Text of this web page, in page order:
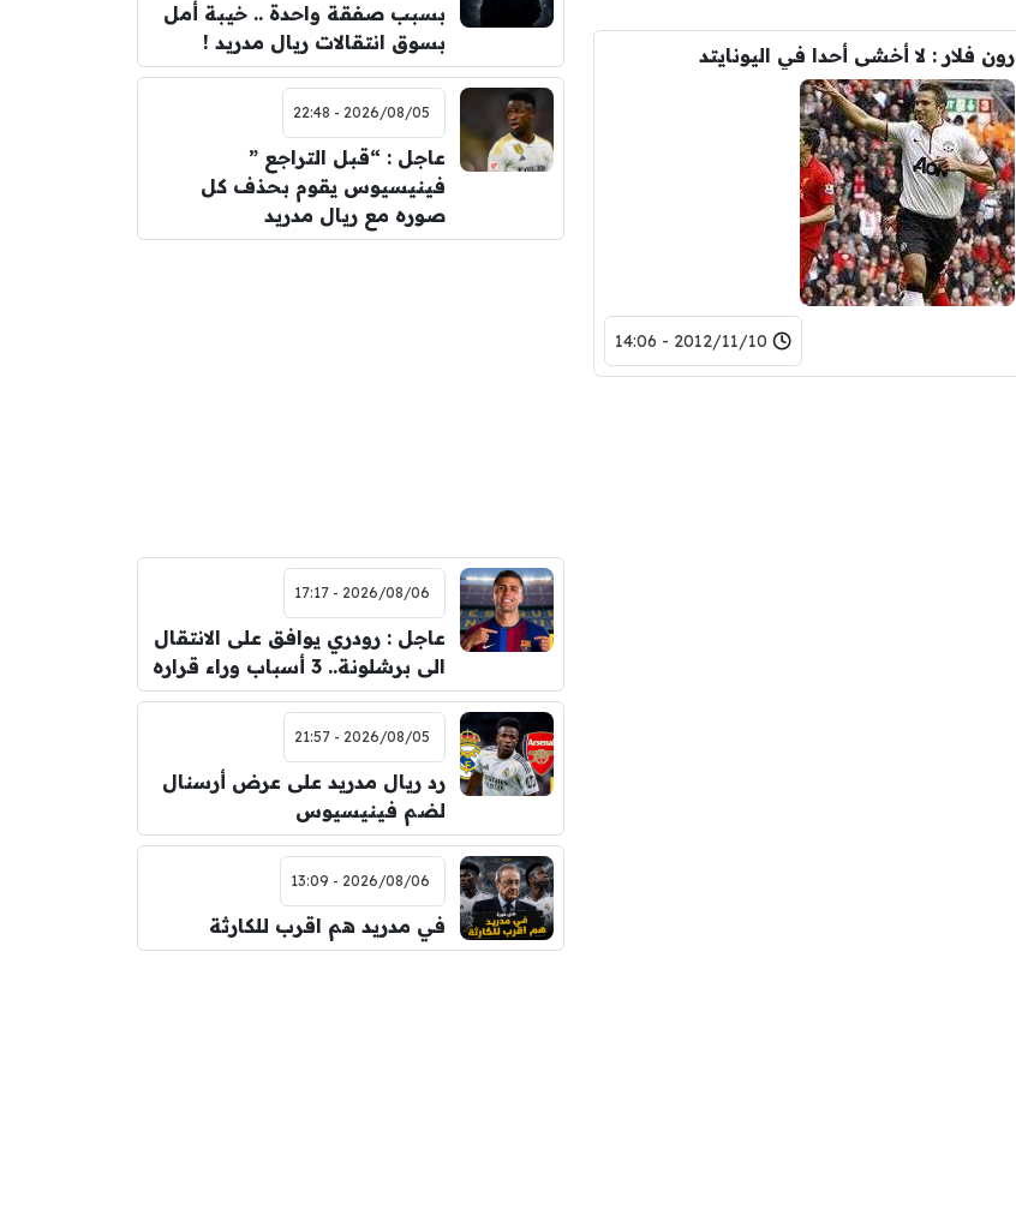
رون فلار : لا أخشى أحدا في اليونايتد
2012/11/10 - 14:06
بسبب صفقة واحدة .. خيبة أمل
بسوق انتقالات ريال مدريد !
2026/08/05 - 22:48
عاجل : “قبل التراجع ”
فينيسيوس يقوم بحذف كل
صوره مع ريال مدريد
2026/08/06 - 17:17
عاجل : رودري يوافق على الانتقال
الى برشلونة.. 3 أسباب وراء قراره
2026/08/05 - 21:57
رد ريال مدريد على عرض أرسنال
لضم فينيسيوس
2026/08/06 - 13:09
في مدريد هم اقرب للكارثة